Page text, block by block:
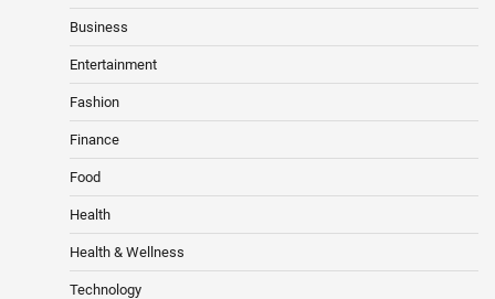
Business
Entertainment
Fashion
Finance
Food
Health
Health & Wellness
Technology